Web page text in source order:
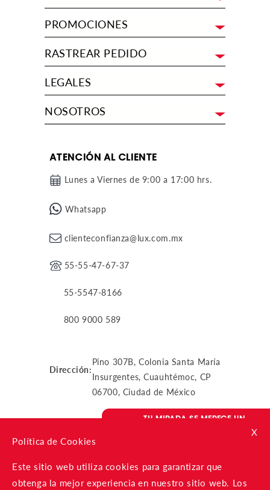
TU MIRADA SE MERECE UN
Compras online
cliente
Política de Cookies
Este sitio web utiliza cookies para garantizar que
obtenga la mejor experiencia en nuestro sitio web. Los
X
PROMOCIONES
RASTREAR PEDIDO
LEGALES
NOSOTROS
ATENCIÓN AL CLIENTE
Lunes a Viernes de 9:00 a 17:00 hrs.
Whatsapp
clienteconfianza@lux.com.mx
55-55-47-67-37
55-5547-8166
800 9000 589
Dirección:
Pino 307B, Colonia Santa María
Insurgentes, Cuauhtémoc, CP
06700, Ciudad de México
VENTA ASISTIDA
Whatsapp